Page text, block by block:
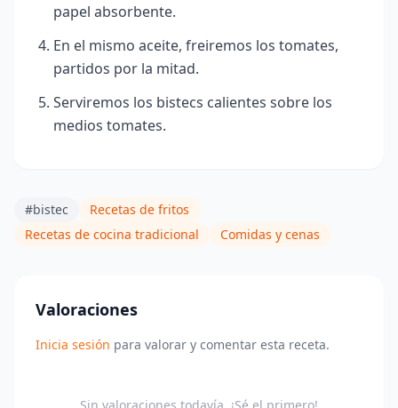
papel absorbente.
En el mismo aceite, freiremos los tomates,
partidos por la mitad.
Serviremos los bistecs calientes sobre los
medios tomates.
#bistec
Recetas de fritos
Recetas de cocina tradicional
Comidas y cenas
Valoraciones
Inicia sesión para valorar y comentar esta receta.